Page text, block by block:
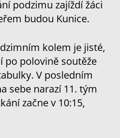
podzimu zajíždí žáci
budou Kunice.
kolem je jisté,
po polovině soutěže
V posledním
sebe narazí 11. tým
začne v 10:15,